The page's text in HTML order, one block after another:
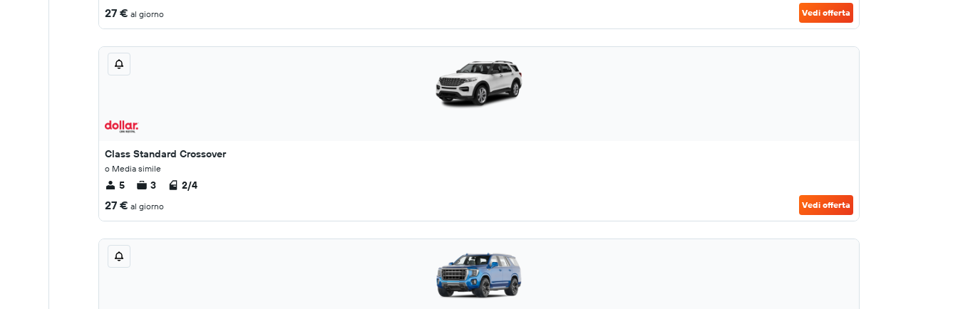
27 € al giorno Vedi offerta
Class Standard Crossover
o Media simile
5 3 2/4
27 € al giorno Vedi offerta